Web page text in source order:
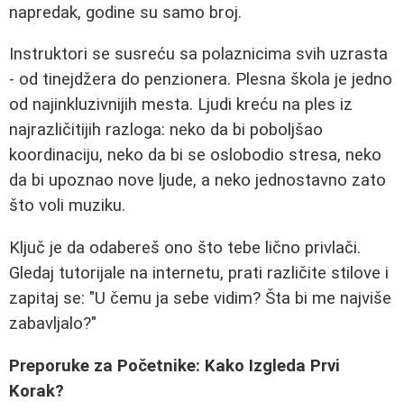
napredak, godine su samo broj.
Instruktori se susreću sa polaznicima svih uzrasta
- od tinejdžera do penzionera. Plesna škola je jedno
od najinkluzivnijih mesta. Ljudi kreću na ples iz
najrazličitijih razloga: neko da bi poboljšao
koordinaciju, neko da bi se oslobodio stresa, neko
da bi upoznao nove ljude, a neko jednostavno zato
što voli muziku.
Ključ je da odabereš ono što tebe lično privlači.
Gledaj tutorijale na internetu, prati različite stilove i
zapitaj se: "U čemu ja sebe vidim? Šta bi me najviše
zabavljalo?"
Preporuke za Početnike: Kako Izgleda Prvi
Korak?